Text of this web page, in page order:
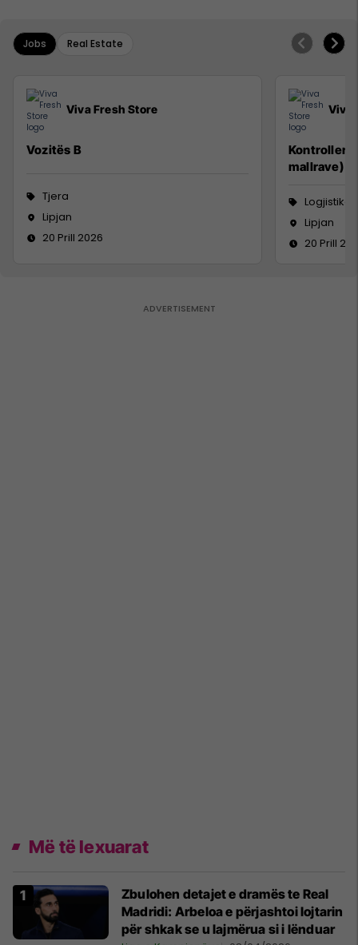
Jobs Real Estate
Viva Fresh Store
Vozitës B
Tjera
Lipjan
20 Prill 2026
Viva
Kontroller
mallrave)
Logjistikë
Lipjan
20 Prill
Më të lexuarat
Zbulohen detajet e dramës te Real
Madridi: Arbeloa e përjashtoi lojtarin
për shkak se u lajmërua si i lënduar